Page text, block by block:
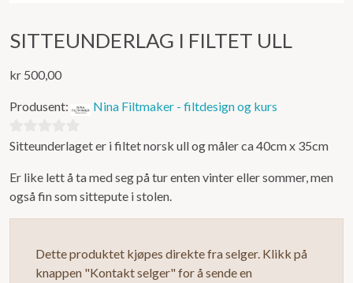
SITTEUNDERLAG I FILTET ULL
kr 500,00
Produsent: Nina Filtmaker - filtdesign og kurs
0
av
5
Sitteunderlaget er i filtet norsk ull og måler ca 40cm x 35cm
Er like lett å ta med seg på tur enten vinter eller sommer, men
også fin som sittepute i stolen.
Dette produktet kjøpes direkte fra selger. Klikk på
knappen "Kontakt selger" for å sende en